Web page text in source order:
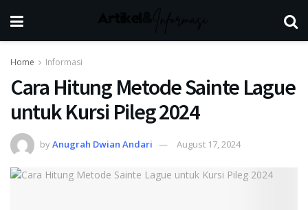
Home Informasi
Cara Hitung Metode Sainte Lague
untuk Kursi Pileg 2024
byAnugrah Dwian Andari August 17, 2024